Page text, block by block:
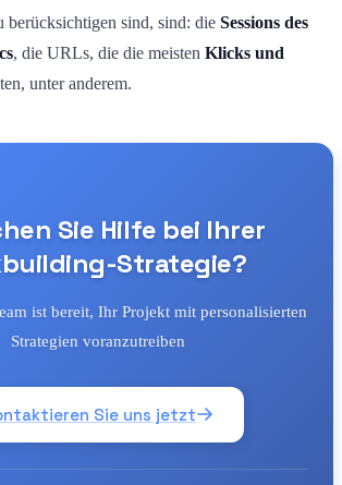
sind, sind: die Sessions des
, die URLs, die die meisten Klicks und
unter anderem.
Sie Hilfe bei Ihrer
Strategie?
ist bereit, Ihr Projekt mit personalisierten
Strategien voranzutreiben
Sie uns jetzt